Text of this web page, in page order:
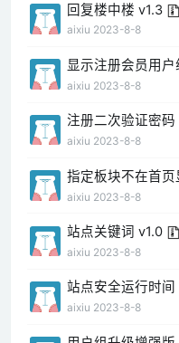
回复楼中楼 v1.3
aixiu 2023-8-8
显示注册会员用户
aixiu 2023-8-8
注册二次验证密码
aixiu 2023-8-8
指定板块不在首页
aixiu 2023-8-8
站点关键词 v1.0
aixiu 2023-8-8
站点安全运行时间
aixiu 2023-8-8